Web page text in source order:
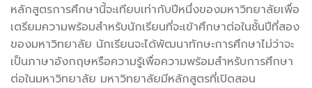
หลักสูตรการศึกษานี้จะเทียบเท่ากับปีหนึ่งของมหาวิทยาลัยเพื่อ
เตรียมความพร้อมสำหรับนักเรียนที่จะเข้าศึกษาต่อในชั้นปีที่สอง
ของมหาวิทยาลัย นักเรียนจะได้พัฒนาทักษะการศึกษาไม่ว่าจะ
เป็นภาษาอังกฤษหรือความรู้เพื่อความพร้อมสำหรับการศึกษา
ต่อในมหาวิทยาลัย มหาวิทยาลัยมีหลักสูตรที่เปิดสอน